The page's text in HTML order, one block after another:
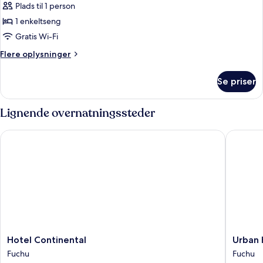
af
Enkeltværelse
-
ikke-
ryger
Plads til 1 person
1 enkeltseng
Gratis Wi-Fi
Flere oplysninger
Flere
-
ikke-
ryger
Se priser
Lignende overnatningssteder
Hotel
Continental
Fuchu
Hotel Continental
Fuchu
Hotel Continental
Urban
Hotel
Tokyo
Urban
Fuchu
Urban